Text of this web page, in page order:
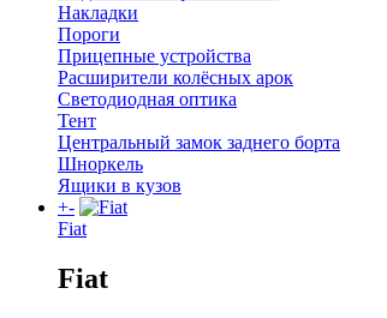
Накладки
Пороги
Прицепные устройства
Расширители колёсных арок
Светодиодная оптика
Тент
Центральный замок заднего борта
Шноркель
Ящики в кузов
+-
Fiat
Fiat